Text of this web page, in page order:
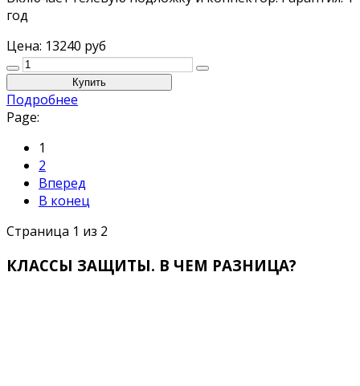
год
Цена: 13240 руб
Подробнее
Page:
1
2
Вперед
В конец
Страница 1 из 2
КЛАССЫ ЗАЩИТЫ. В ЧЕМ РАЗНИЦА?